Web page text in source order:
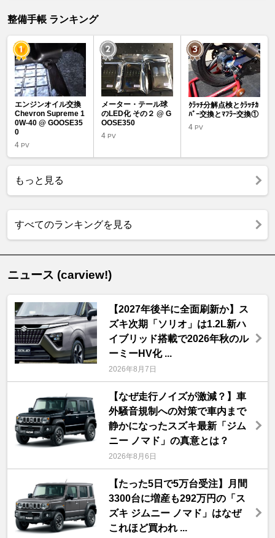
整備手帳 ランキング
エンジンオイル交換
Chevron Supreme 1
0W-40 @ GOOSE35
0
4 PV
メーター・テール球
のLED化 その２ @ G
OOSE350
4PV
ｸﾗｯﾁ分解点検とｸﾗｯﾁｶ
ﾊﾞｰ交換とﾏﾌﾗｰ交換①
4 PV
もっと見る
すべてのランキングを見る
ニュース (carview!)
【2027年後半に全面刷新か】ス
ズキ次期「ソリオ」は1.2L新ハ
イブリッド搭載で2026年秋のル
ーミーHV化 ...
2026年8月7日
【なぜ走行ノイズが激減？】車
外騒音規制への対策で車内まで
静かになったスズキ最新「ジム
ニー ノマド」の真意とは？
2026年8月6日
【たった5日で5万台受注】月間
3300台に増産も292万円の「ス
ズキ ジムニー ノマド」はなぜ
これほど買われ ...